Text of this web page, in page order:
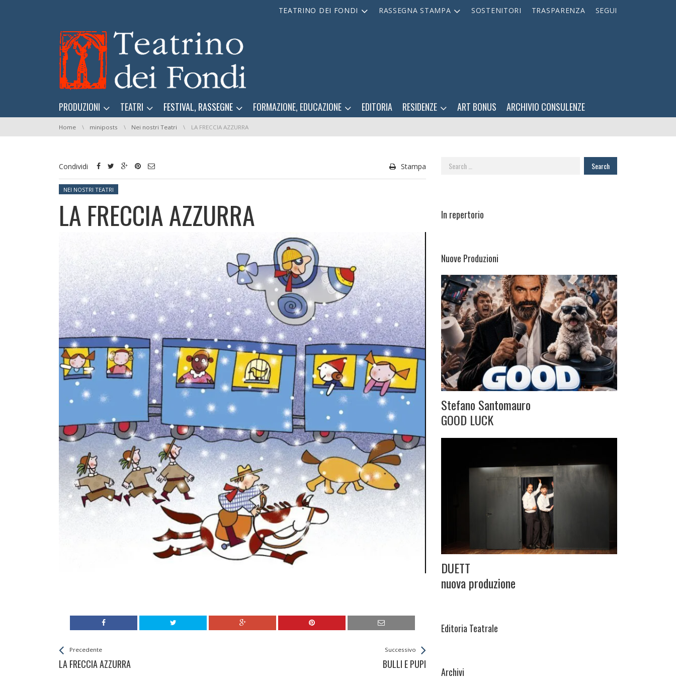
TEATRINO DEI FONDI RASSEGNA STAMPA SOSTENITORI TRASPARENZA SEGUI
Skip navigation
PRODUZIONI TEATRI FESTIVAL, RASSEGNE FORMAZIONE, EDUCAZIONE EDITORIA RESIDENZE ART BONUS ARCHIVIO CONSULENZE
You are here:
Home miniposts Nei nostri Teatri LA FRECCIA AZZURRA
Condividi Stampa
Posted in:
NEI NOSTRI TEATRI
LA FRECCIA AZZURRA
LeggiPrecedente
LA FRECCIA AZZURRA
Back
All
Successivo
BULLI E PUPI
Search
for:
In repertorio
Nuove Produzioni
Stefano Santomauro
GOOD LUCK
DUETT
nuova produzione
Editoria Teatrale
Archivi